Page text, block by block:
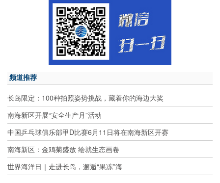
频道推荐
长岛限定：100种拍照姿势挑战，藏着你的海边大奖
南海新区开展“安全生产月”活动
中国乒乓球俱乐部甲D比赛6月11日将在南海新区开赛
南海新区：金鸡菊盛放 绘就生态画卷
世界海洋日｜走进长岛，邂逅“果冻”海